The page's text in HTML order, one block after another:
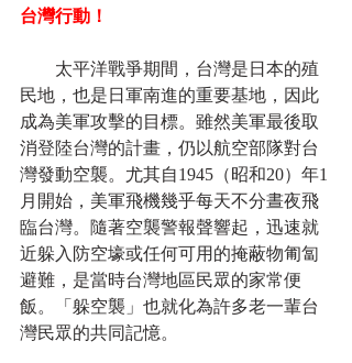
台灣行動！
太平洋戰爭期間，台灣是日本的殖
民地，也是日軍南進的重要基地，因此
成為美軍攻擊的目標。雖然美軍最後取
消登陸台灣的計畫，仍以航空部隊對台
灣發動空襲。尤其自1945（昭和20）年1
月開始，美軍飛機幾乎每天不分晝夜飛
臨台灣。隨著空襲警報聲響起，迅速就
近躲入防空壕或任何可用的掩蔽物匍匐
避難，是當時台灣地區民眾的家常便
飯。「躲空襲」也就化為許多老一輩台
灣民眾的共同記憶。